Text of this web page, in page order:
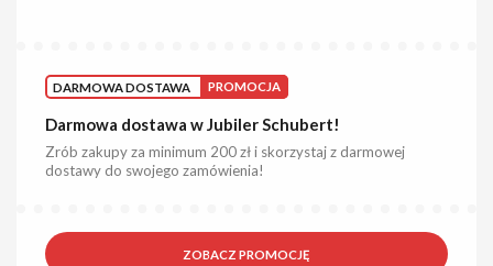
DARMOWA DOSTAWA PROMOCJA
Darmowa dostawa w Jubiler Schubert!
Zrób zakupy za minimum 200 zł i skorzystaj z darmowej
dostawy do swojego zamówienia!
ZOBACZ PROMOCJĘ